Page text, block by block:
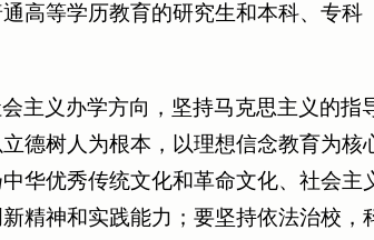
通高等学历教育的研究生和本科、专科
主义办学方向，坚持马克思主义的指
德树人为根本，以理想信念教育为核
华优秀传统文化和革命文化、社会主
精神和实践能力；要坚持依法治校，